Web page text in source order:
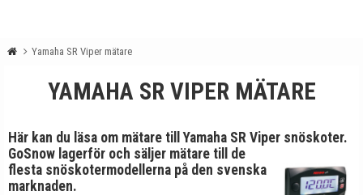
Yamaha SR Viper mätare
YAMAHA SR VIPER MÄTARE
Här kan du läsa om mätare till Yamaha SR Viper snöskoter.
GoSnow lagerför och säljer mätare till de
flesta snöskotermodellerna på den svenska
marknaden.